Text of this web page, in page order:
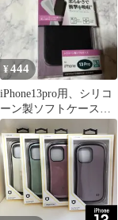
¥444
iPhone13pro用、シリコ
ーン製ソフトケース
ブラック